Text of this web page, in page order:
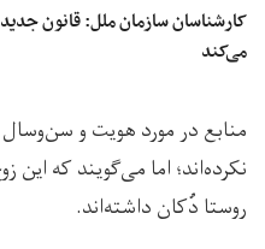
کارشناسان سازمان ملل: قانون
می‌کند
منابع در مورد هویت و سن‌و‌سال
نکرده‌اند؛ اما می‌گویند که این
روستا دُکان داشته‌اند.